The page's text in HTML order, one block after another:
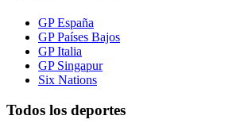
GP España
GP Países Bajos
GP Italia
GP Singapur
Six Nations
Todos los deportes